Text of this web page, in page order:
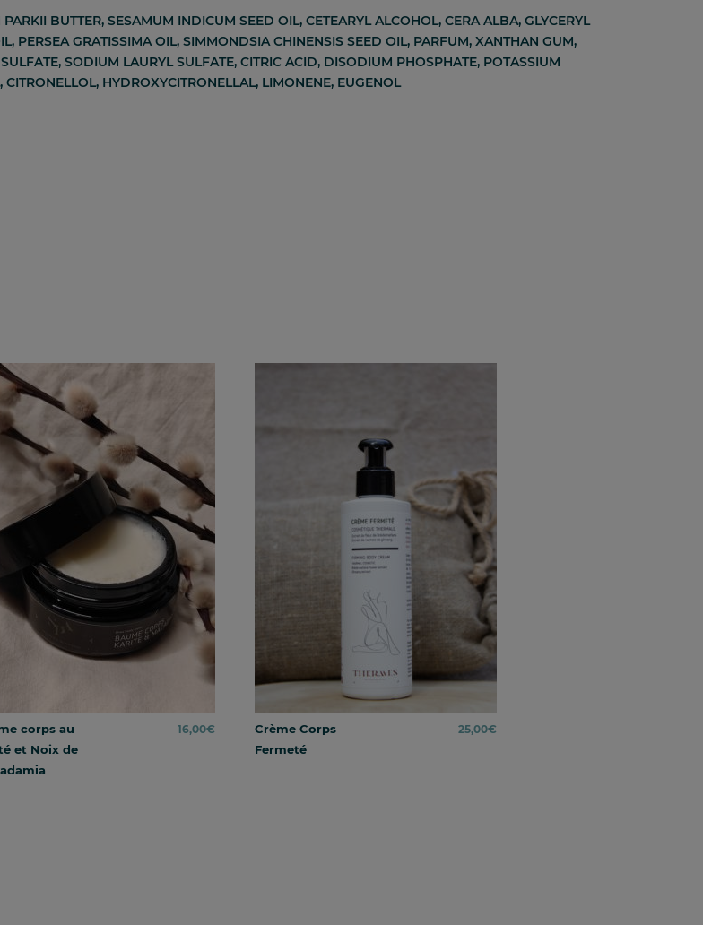
BUTTER, SESAMUM INDICUM SEED OIL, CETEARYL ALCOHOL, CERA ALBA, GLYCERYL
PERSEA GRATISSIMA OIL, SIMMONDSIA CHINENSIS SEED OIL, PARFUM, XANTHAN GUM,
SODIUM LAURYL SULFATE, CITRIC ACID, DISODIUM PHOSPHATE, POTASSIUM
HYDROXYCITRONELLAL, LIMONENE, EUGENOL
corps au
et Noix de
16,00€
Crème Corps
Fermeté
25,00€